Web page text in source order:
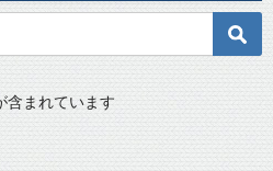
含まれています